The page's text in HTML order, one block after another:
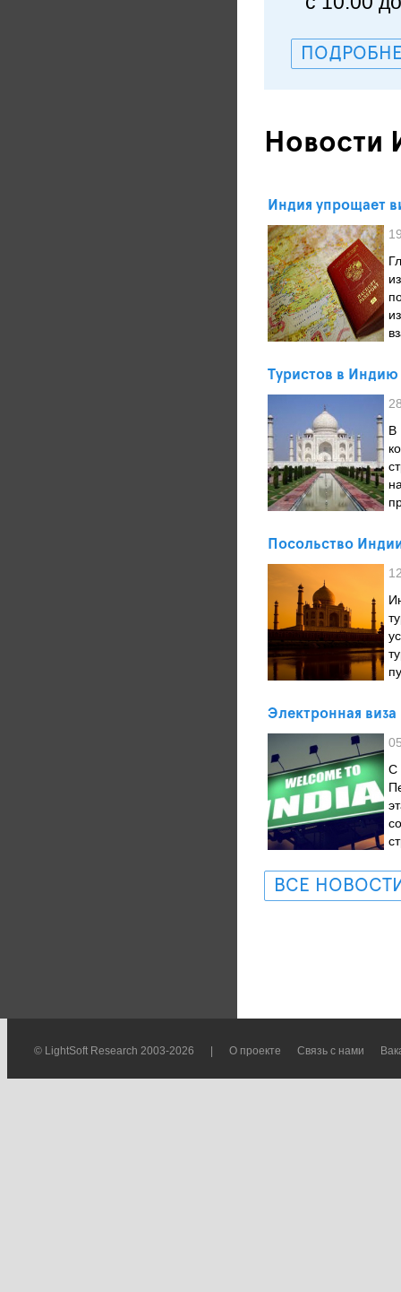
Новости
Индия упрощает
Туристов в
В
Посольство
Электронная
С
ВСЕ
© LightSoft Research 2003-2026 О проекте Связь с нами